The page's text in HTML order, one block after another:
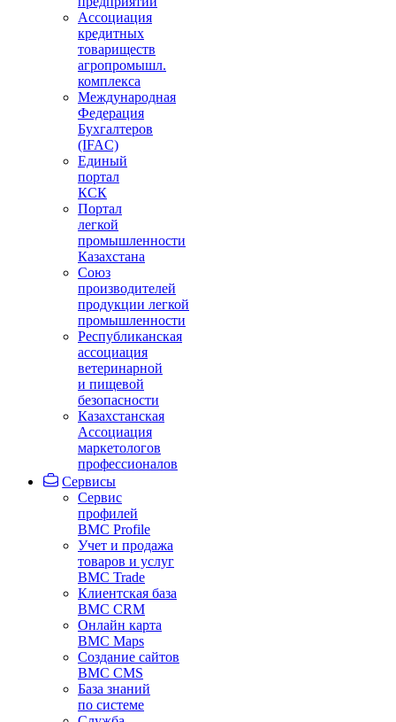
Ассоциация
кредитных
товариществ
агропромышл.
комплекса
Международная
Федерация
Бухгалтеров
(IFAC)
Единый
портал
КСК
Портал
легкой
промышленности
Казахстана
Союз
производителей
продукции легкой
промышленности
Республиканская
ассоциация
ветеринарной
и пищевой
безопасности
Казахстанская
Ассоциация
маркетологов
профессионалов
Сервисы
Сервис
профилей
BMC Profile
Учет и продажа
товаров и услуг
BMC Trade
Клиентская база
BMC CRM
Онлайн карта
BMC Maps
Создание сайтов
BMC CMS
База знаний
по системе